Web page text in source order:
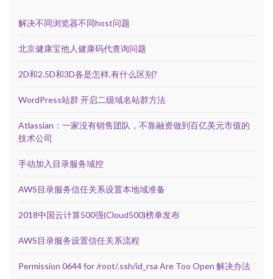
解决不同浏览器不同host问题
北京健康宝他人健康码代查询问题
2D和2.5D和3D各是怎样,有什么区别?
WordPress站群 开启二级域名站群方法
Atlassian：一家没有销售团队，不靠融资做到百亿美元市值的
技术公司
手动加入目录服务域控
AWS目录服务信任关系设置本地域准备
2018中国云计算500强(Cloud500)榜单发布
AWS目录服务设置信任关系流程
Permission 0644 for /root/.ssh/id_rsa Are Too Open 解决办法